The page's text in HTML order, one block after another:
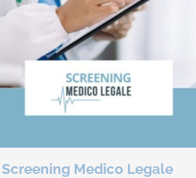
Screening Medico Legale